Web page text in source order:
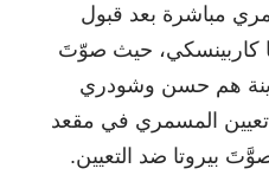
مباشرة بعد قبول
كاربينسكي، حيث صوّتَ
هم حسن وشودري
المسمري في مقعد
بيروتا ضد التعيين.